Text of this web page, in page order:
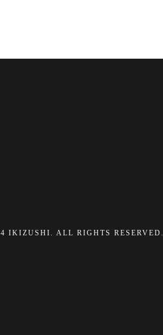
IKIZUSHI. ALL RIGHTS RESERVED.